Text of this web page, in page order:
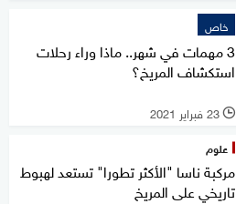
خاص
3 مهمات في شهر.. ماذا وراء رحلات
استكشاف المريخ؟
l 23 فبراير 2021
علوم
مركبة ناسا "الأكثر تطورا" تستعد لهبوط
تاريخي على المريخ